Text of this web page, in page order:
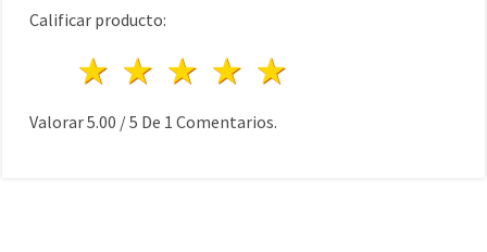
Calificar producto:
4 estrellas
3 estrellas
2 estrellas
1 estrella
Valorar5.00 /5 De 1 Comentarios.